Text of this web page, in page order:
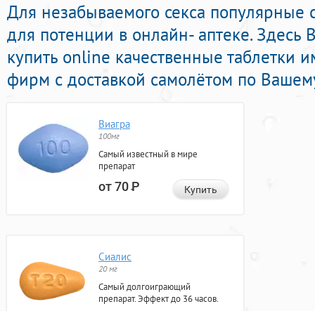
Для незабываемого секса популярные
для потенции в онлайн- аптеке. Здесь
купить online качественные таблетки
фирм с доставкой самолётом по
Виагра
100мг
Самый известный в мире
препарат
от 70Р Купить
Сиалис
20 мг
Самый долгоиграющий
препарат. Эффект до 36 часов.